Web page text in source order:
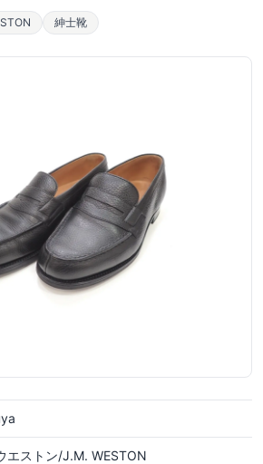
紳士靴
エストン/J.M. WESTON